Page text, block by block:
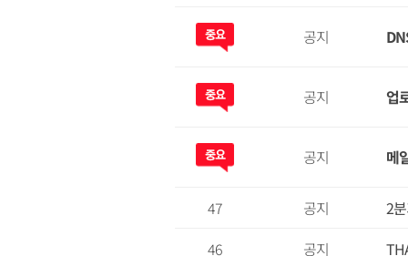
공지
공지 업
공지 메
47 공지
2
46
공지